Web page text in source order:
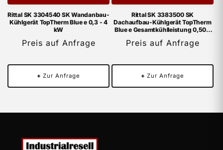
Rittal SK 3304540 SK Wandanbau-
Kühlgerät TopTherm Blue e 0,3 - 4
kW
Preis auf Anfrage
+ Zur Anfrage
Rittal SK 3383500 SK
Dachaufbau-Kühlgerät TopTherm
Blue e Gesamtkühlleistung 0,50 -
Preis auf Anfrage
+ Zur Anfrage